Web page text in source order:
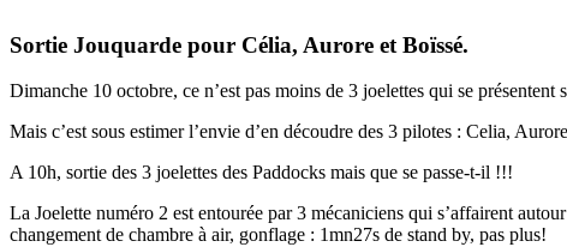
Sortie Jouquarde pour Célia, Aurore et Boïssé.
Dimanche 10 octobre, ce n’est pas moins de 3 joelettes qui se
Mais c’est sous estimer l’envie d’en découdre des 3 pilotes : Celia,
A 10h, sortie des 3 joelettes des Paddocks mais que se passe-t-il !!!
La Joelette numéro 2 est entourée par 3 mécaniciens qui s’affairent
changement de chambre à air, gonflage : 1mn27s de stand by, pas plus!